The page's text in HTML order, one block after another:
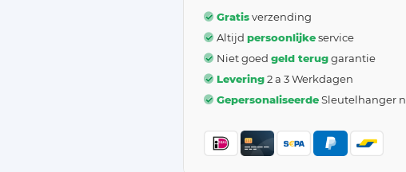
Gratisverzending
Altijd persoonlijkeservice
Niet goed geld teruggarantie
Levering2 a 3 Werkdagen
GepersonaliseerdeSleutelhanger